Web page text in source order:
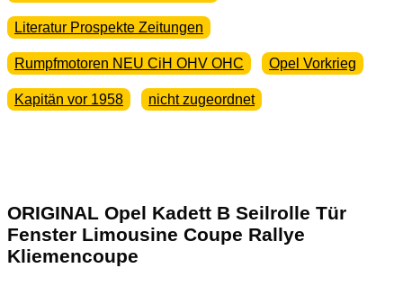
Literatur Prospekte Zeitungen
Rumpfmotoren NEU CiH OHV OHC Opel Vorkrieg
Kapitän vor 1958 nicht zugeordnet
ORIGINAL Opel Kadett B Seilrolle Tür
Fenster Limousine Coupe Rallye
Kliemencoupe